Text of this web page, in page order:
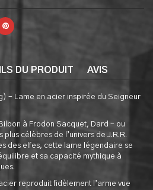
DU PRODUIT AVIS
– Lame en acier inspirée du Seigneur
à Frodon Sacquet, Dard – ou
plus célèbres de l’univers de J.R.R.
des elfes, cette lame légendaire se
et sa capacité mythique à
reproduit fidèlement l’arme vue